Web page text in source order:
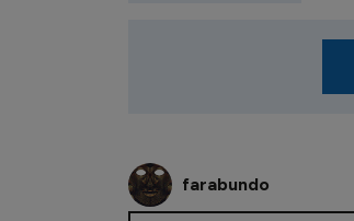
farabundo